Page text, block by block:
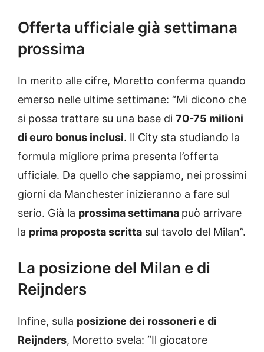
Offerta ufficiale già settimana
prossima
In merito alle cifre, Moretto conferma quando
emerso nelle ultime settimane: “Mi dicono che
si possa trattare su una base di 70-75 milioni
di euro bonus inclusi. Il City sta studiando la
formula migliore prima presenta l’offerta
ufficiale. Da quello che sappiamo, nei prossimi
giorni da Manchester inizieranno a fare sul
serio. Già la prossima settimana può arrivare
la prima proposta scritta sul tavolo del Milan”.
La posizione del Milan e di
Reijnders
Infine, sulla posizione dei rossoneri e di
Reijnders, Moretto svela: “Il giocatore